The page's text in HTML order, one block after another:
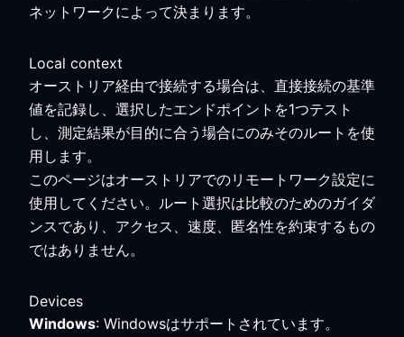
ネットワークによって決まります。
Local context
オーストリア経由で接続する場合は、直接接続の基準
値を記録し、選択したエンドポイントを1つテスト
し、測定結果が目的に合う場合にのみそのルートを使
用します。
このページはオーストリアでのリモートワーク設定に
使用してください。ルート選択は比較のためのガイダ
ンスであり、アクセス、速度、匿名性を約束するもの
ではありません。
Devices
Windows: Windowsはサポートされています。